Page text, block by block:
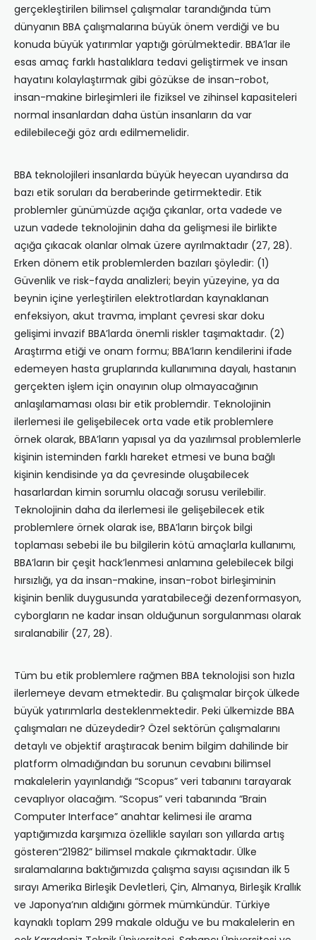
gerçekleştirilen bilimsel çalışmalar tarandığında tüm
dünyanın BBA çalışmalarına büyük önem verdiği ve bu
konuda büyük yatırımlar yaptığı görülmektedir. BBA’lar ile
esas amaç farklı hastalıklara tedavi geliştirmek ve insan
hayatını kolaylaştırmak gibi gözükse de insan-robot,
insan-makine birleşimleri ile fiziksel ve zihinsel kapasiteleri
normal insanlardan daha üstün insanların da var
edilebileceği göz ardı edilmemelidir.
BBA teknolojileri insanlarda büyük heyecan uyandırsa da
bazı etik soruları da beraberinde getirmektedir. Etik
problemler günümüzde açığa çıkanlar, orta vadede ve
uzun vadede teknolojinin daha da gelişmesi ile birlikte
açığa çıkacak olanlar olmak üzere ayrılmaktadır (27, 28).
Erken dönem etik problemlerden bazıları şöyledir: (1)
Güvenlik ve risk-fayda analizleri; beyin yüzeyine, ya da
beynin içine yerleştirilen elektrotlardan kaynaklanan
enfeksiyon, akut travma, implant çevresi skar doku
gelişimi invazif BBA’larda önemli riskler taşımaktadır. (2)
Araştırma etiği ve onam formu; BBA’ların kendilerini ifade
edemeyen hasta gruplarında kullanımına dayalı, hastanın
gerçekten işlem için onayının olup olmayacağının
anlaşılamaması olası bir etik problemdir. Teknolojinin
ilerlemesi ile gelişebilecek orta vade etik problemlere
örnek olarak, BBA’ların yapısal ya da yazılımsal problemlerle
kişinin isteminden farklı hareket etmesi ve buna bağlı
kişinin kendisinde ya da çevresinde oluşabilecek
hasarlardan kimin sorumlu olacağı sorusu verilebilir.
Teknolojinin daha da ilerlemesi ile gelişebilecek etik
problemlere örnek olarak ise, BBA’ların birçok bilgi
toplaması sebebi ile bu bilgilerin kötü amaçlarla kullanımı,
BBA’ların bir çeşit hack’lenmesi anlamına gelebilecek bilgi
hırsızlığı, ya da insan-makine, insan-robot birleşiminin
kişinin benlik duygusunda yaratabileceği dezenformasyon,
cyborgların ne kadar insan olduğunun sorgulanması olarak
sıralanabilir (27, 28).
Tüm bu etik problemlere rağmen BBA teknolojisi son hızla
ilerlemeye devam etmektedir. Bu çalışmalar birçok ülkede
büyük yatırımlarla desteklenmektedir. Peki ülkemizde BBA
çalışmaları ne düzeydedir? Özel sektörün çalışmalarını
detaylı ve objektif araştıracak benim bilgim dahilinde bir
platform olmadığından bu sorunun cevabını bilimsel
makalelerin yayınlandığı “Scopus” veri tabanını tarayarak
cevaplıyor olacağım. “Scopus” veri tabanında “Brain
Computer Interface” anahtar kelimesi ile arama
yaptığımızda karşımıza özellikle sayıları son yıllarda artış
gösteren“21982” bilimsel makale çıkmaktadır. Ülke
sıralamalarına baktığımızda çalışma sayısı açısından ilk 5
sırayı Amerika Birleşik Devletleri, Çin, Almanya, Birleşik Krallık
ve Japonya’nın aldığını görmek mümkündür. Türkiye
kaynaklı toplam 299 makale olduğu ve bu makalelerin en